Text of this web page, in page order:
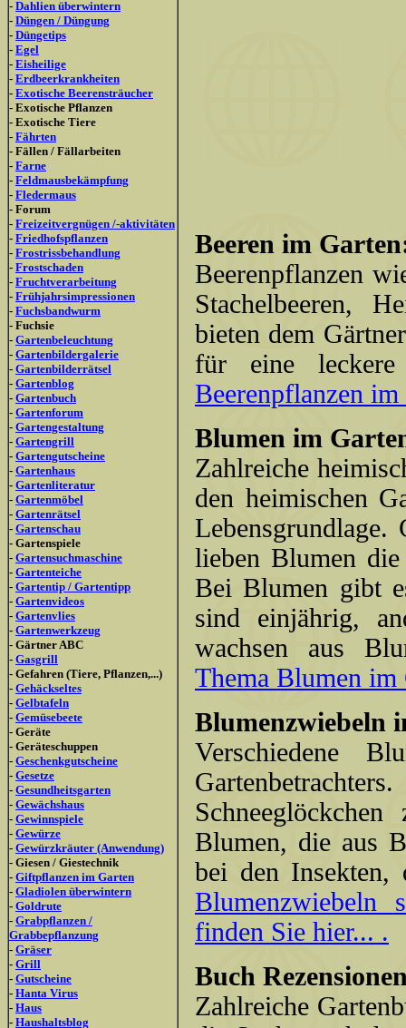
- Dahlien überwintern
- Düngen / Düngung
- Düngetips
- Egel
- Eisheilige
- Erdbeerkrankheiten
- Exotische Beerensträucher
- Exotische Pflanzen
- Exotische Tiere
- Fährten
- Fällen / Fällarbeiten
- Farne
- Feldmausbekämpfung
- Fledermaus
- Forum
- Freizeitvergnügen /-aktivitäten
- Friedhofspflanzen
- Frostrissbehandlung
- Frostschaden
- Fruchtverarbeitung
- Frühjahrsimpressionen
- Fuchsbandwurm
- Fuchsie
- Gartenbeleuchtung
- Gartenbildergalerie
- Gartenbilderrätsel
- Gartenblog
- Gartenbuch
- Gartenforum
- Gartengestaltung
- Gartengrill
- Gartengutscheine
- Gartenhaus
- Gartenliteratur
- Gartenmöbel
- Gartenrätsel
- Gartenschau
- Gartenspiele
- Gartensuchmaschine
- Gartenteiche
- Gartentip / Gartentipp
- Gartenvideos
- Gartenvlies
- Gartenwerkzeug
- Gärtner ABC
- Gasgrill
- Gefahren (Tiere, Pflanzen,...)
- Gehäckseltes
- Gelbtafeln
- Gemüsebeete
- Geräte
- Geräteschuppen
- Geschenkgutscheine
- Gesetze
- Gesundheitsgarten
- Gewächshaus
- Gewinnspiele
- Gewürze
- Gewürzkräuter (Anwendung)
- Giesen / Giestechnik
- Giftpflanzen im Garten
- Gladiolen überwintern
- Goldrute
- Grabpflanzen /
Grabbepflanzung
- Gräser
- Grill
- Gutscheine
- Hanta Virus
- Haus
- Haushaltsblog
Beeren im
Beerenpflanzen
Stachelbeeren,
bieten dem
für eine
Beerenpflanzen
Blumen im
Zahlreiche
den heimischen
lieben Blumen
Bei Blumen gibt
sind einjährig,
wachsen aus
Thema Blumen
Blumenzwiebeln
Verschiedene
Blumen, die aus
bei den
Blumenzwiebeln
finden Sie hier... .
Buch
Zahlreiche